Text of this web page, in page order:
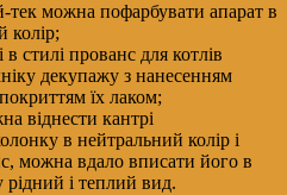
тек можна пофарбувати апарат в
колір;
стилі прованс для котлів
декупажу з нанесенням
їх лаком;
віднести кантрі
в нейтральний колір і
можна вдало вписати його в
і теплий вид.